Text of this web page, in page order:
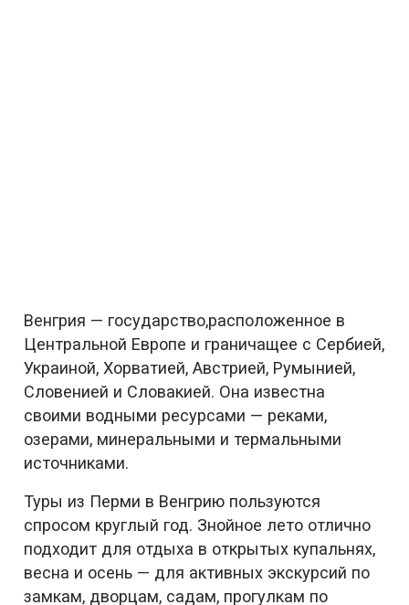
Венгрия — государство,расположенное в
Центральной Европе и граничащее с Сербией,
Украиной, Хорватией, Австрией, Румынией,
Словенией и Словакией. Она известна
своими водными ресурсами — реками,
озерами, минеральными и термальными
источниками.
Туры из Перми в Венгрию пользуются
спросом круглый год. Знойное лето отлично
подходит для отдыха в открытых купальнях,
весна и осень — для активных экскурсий по
замкам, дворцам, садам, прогулкам по